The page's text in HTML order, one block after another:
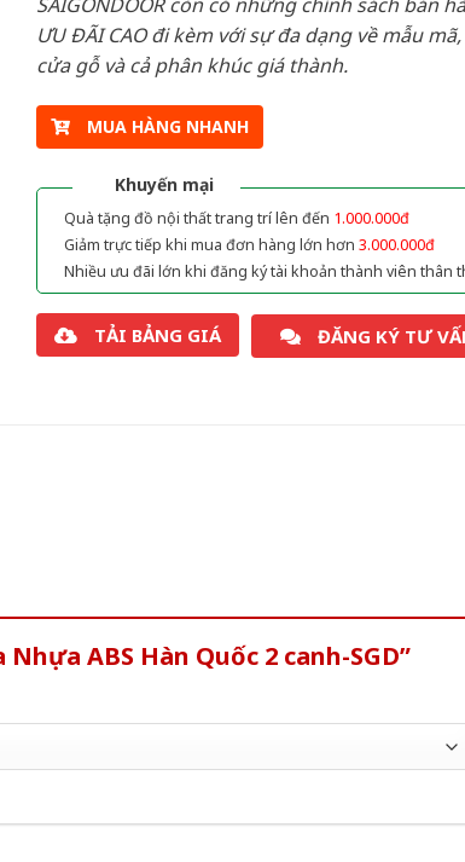
ƯU ĐÃI CAO đi kèm với sự đa dạng về mẫu
cửa gỗ và cả phân khúc giá thành.
MUA HÀNG NHANH
Khuyến mại
Quà tặng đồ nội thất trang trí lên đến 1.000.000đ
Giảm trực tiếp khi mua đơn hàng lớn hơn 3.000.000đ
Nhiều ưu đãi lớn khi đăng ký tài khoản thành viên thân
TẢI BẢNG GIÁ ĐĂNG KÝ TƯ
ABS Hàn Quốc 2 canh-SGD”